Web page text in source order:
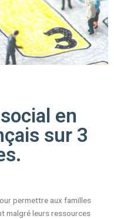
en
sur 3
permettre aux familles
malgré leurs ressources